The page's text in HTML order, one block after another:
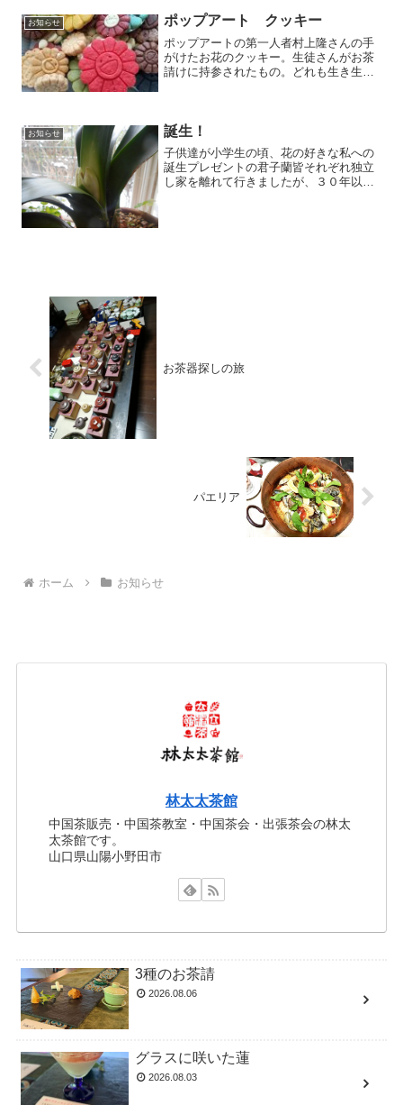
お知らせ ポップアート クッキー
ポップアートの第一人者村上隆さんの手
がけたお花のクッキー。生徒さんがお茶
請けに持参されたもの。どれも生き生き
お知らせ 誕生！
子供達が小学生の頃、花の好きな私への
誕生プレゼントの君子蘭皆それぞれ独立
し家を離れて行きましたが、３０年以上
お茶器探しの旅
パエリア
ホーム お知らせ
林太太茶館
中国茶販売・中国茶教室・中国茶会・出張茶会の林太
太茶館です。
山口県山陽小野田市
3種のお茶請
2026.08.06
グラスに咲いた蓮
2026.08.03